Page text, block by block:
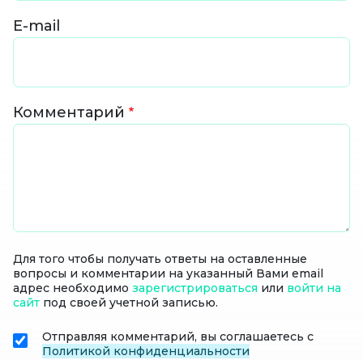
E-mail
Комментарий
Для того чтобы получать ответы на оставленные
вопросы и комментарии на указанный Вами email
адрес необходимо зарегистрироваться или войти на
сайт под своей учетной записью.
Отправляя комментарий, вы соглашаетесь с
Политикой конфиденциальности